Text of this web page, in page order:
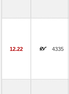
12.22 4335